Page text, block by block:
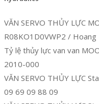
VĂN SERVO THỦY LỰC
R08KO1D0VWP2 / Hoang
Tỷ lệ thủy lực van van
2010-000
VĂN SERVO THỦY LỰC
09 69 09 88 09